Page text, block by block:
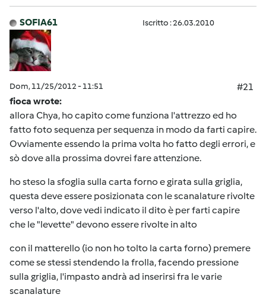
SOFIA61 Iscritto : 26.03.2010
Dom, 11/25/2012 - 11:51
#21
fioca wrote:
allora Chya, ho capito come funziona l'attrezzo ed ho
fatto foto sequenza per sequenza in modo da farti capire.
Ovviamente essendo la prima volta ho fatto degli errori, e
sò dove alla prossima dovrei fare attenzione.
ho steso la sfoglia sulla carta forno e girata sulla griglia,
questa deve essere posizionata con le scanalature rivolte
verso l'alto, dove vedi indicato il dito è per farti capire
che le "levette" devono essere rivolte in alto
con il matterello (io non ho tolto la carta forno) premere
come se stessi stendendo la frolla, facendo pressione
sulla griglia, l'impasto andrà ad inserirsi fra le varie
scanalature